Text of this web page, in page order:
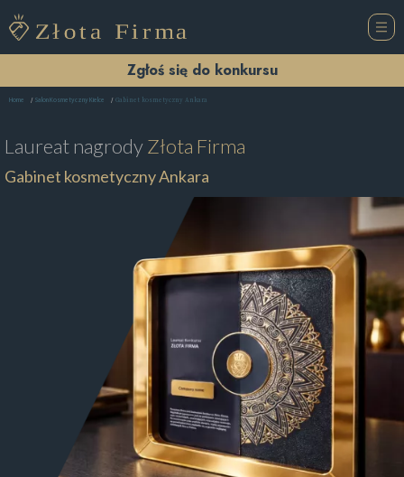
Zgłoś się do konkursu
Home Salon Kosmetyczny Kielce Gabinet kosmetyczny Ankara
Laureat nagrodyZłota Firma
Gabinet kosmetyczny Ankara